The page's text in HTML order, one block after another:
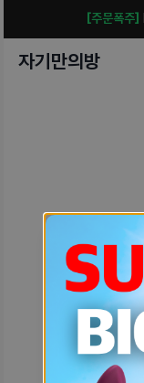
[주문폭주]
자기만의방